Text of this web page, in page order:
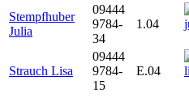
Stempfhuber
Julia
09444
9784-
34
1.04
Strauch Lisa
09444
9784-
15
E.04